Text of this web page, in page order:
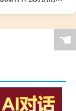
☚